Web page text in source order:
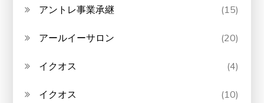
アントレ事業承継 (15)
アールイーサロン (20)
イクオス (4)
イクオス (10)